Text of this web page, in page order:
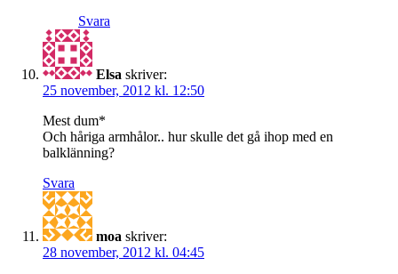
Svara
Elsa skriver:
25 november, 2012 kl. 12:50
Mest dum*
Och håriga armhålor.. hur skulle det gå ihop med en
balklänning?
Svara
moa skriver:
28 november, 2012 kl. 04:45